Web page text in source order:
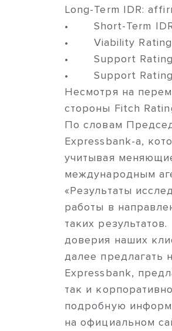
Long-Term IDR:
• Short-Term
• Viability Rating:
• Support
• Support Rating
Несмотря на
стороны Fitch
По словам
Expressbank-а,
учитывая
международным
«Результаты
работы в
таких
доверия наших
далее предлагать
Expressbank,
так и
подробную
на официальном